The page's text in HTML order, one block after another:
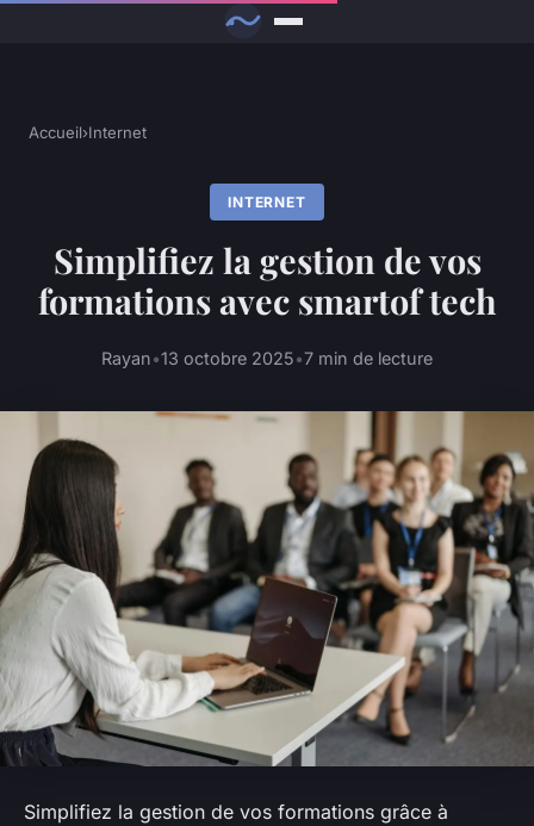
Accueil›Internet
INTERNET
Simplifiez la gestion de vos
formations avec smartof tech
Rayan•13 octobre 2025•7 min de lecture
Simplifiez la gestion de vos formations grâce à